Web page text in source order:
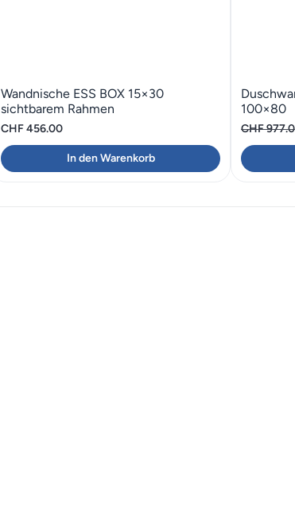
Wandnische ESS BOX 15×30
sichtbarem Rahmen
CHF456.00
In den Warenkorb
100×80
CHF